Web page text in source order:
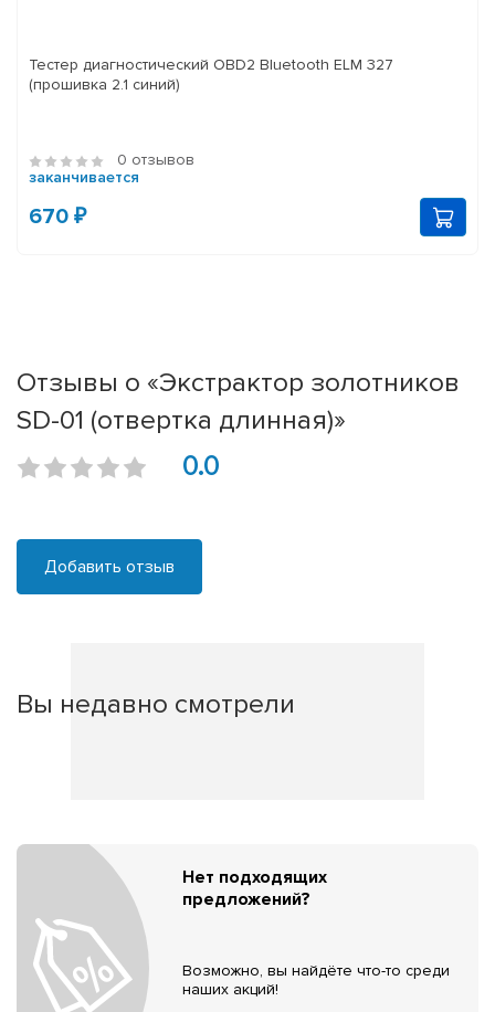
Тестер диагностический OBD2 Bluetooth ELM 327
(прошивка 2.1 синий)
0 отзывов
заканчивается
670 ₽
Отзывы о «Экстрактор золотников
SD-01 (отвертка длинная)»
0.0
Добавить отзыв
Вы недавно смотрели
Нет подходящих
предложений?
Возможно, вы найдёте что-то среди
наших акций!